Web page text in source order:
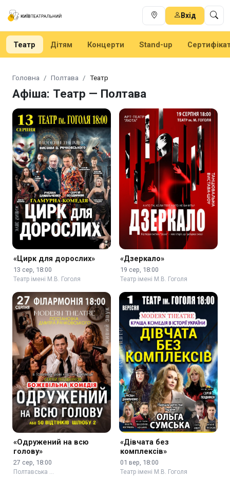
Вхід
Театр Дітям Концерти Stand-up
Головна Полтава Театр
Афіша: Театр — Полтава
«Цирк для дорослих»
13 сер, 18:00
Театр імені М.В. Гоголя
«Дзеркало»
19 сер, 18:00
Театр імені М.В. Гоголя
«Одружений на всю
голову»
27 сер, 18:00
Полтавська …
«Дівчата без
комплексів»
01 вер, 18:00
Театр імені М.В. Гоголя